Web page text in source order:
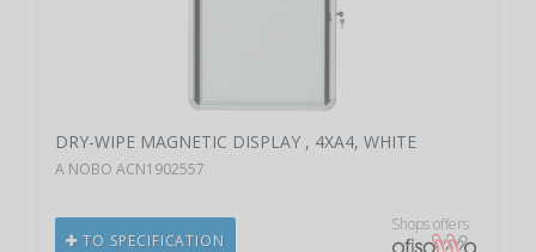
DRY-WIPE MAGNETIC DISPLAY , 4XA4, WHITE
A NOBO ACN1902557
TO SPECIFICATION
Shops offers